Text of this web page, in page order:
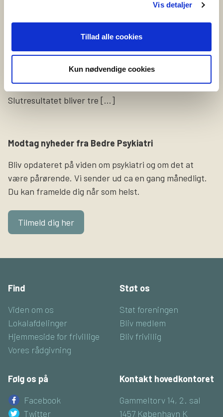
Vis detaljer
Tillad alle cookies
Kun nødvendige cookies
selvskadende eller tidligere har selvskadet, og som har
Formålet med videoerne er at sætte fokus på
selvskade som symptom og gøre pårørende klogere på,
hvordan det føles at leve med det i hverdagen.
Slutresultatet bliver tre […]
Modtag nyheder fra Bedre Psykiatri
Bliv opdateret på viden om psykiatri og om det at
være pårørende. Vi sender ud ca en gang månedligt.
Du kan framelde dig når som helst.
Tilmeld dig her
Find
Viden om os
Lokalafdelinger
Hjemmeside for frivillige
Vores rådgivning
Støt os
Støt foreningen
Bliv medlem
Bliv frivillig
Følg os på
Facebook
Twitter
Kontakt hovedkontoret
Gammeltorv 14, 2. sal
1457 København K